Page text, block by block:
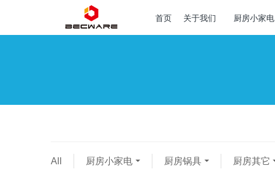
首页 关于我们 厨房小家电
All 厨房小家电 厨房锅具 厨房其它